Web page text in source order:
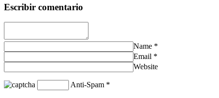
Escribir comentario
Name *
Email *
Website
Anti-Spam *